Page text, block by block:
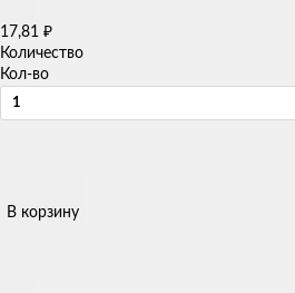
17,81 ₽
Количество
Кол-во
В корзину